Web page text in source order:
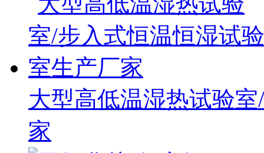
大型高低温湿热试验
家